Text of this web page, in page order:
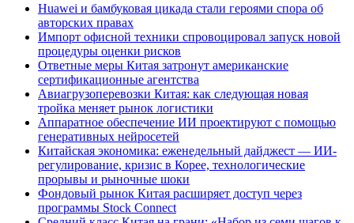
Huawei и бамбуковая цикада стали героями спора об
авторских правах
Импорт офисной техники спровоцировал запуск новой
процедуры оценки рисков
Ответные меры Китая затронут американские
сертификационные агентства
Авиагрузоперевозки Китая: как следующая новая
тройка меняет рынок логистики
Аппаратное обеспечение ИИ проектируют с помощью
генеративных нейросетей
Китайская экономика: еженедельный дайджест — ИИ-
регулирование, кризис в Корее, технологические
прорывы и рыночные шоки
Фондовый рынок Китая расширяет доступ через
программы Stock Connect